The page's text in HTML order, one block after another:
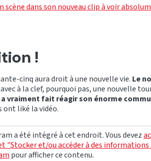
scène dans son nouveau clip à voir
!
cinq aura droit à une nouvelle vie. Le
avec à la clef, pourquoi pas, une nouvelle
a vraiment fait réagir son énorme
ont liké la vidéo.
a été intégré à cet endroit. Vous devez
"Stocker et/ou accéder à des
pour afficher ce contenu.